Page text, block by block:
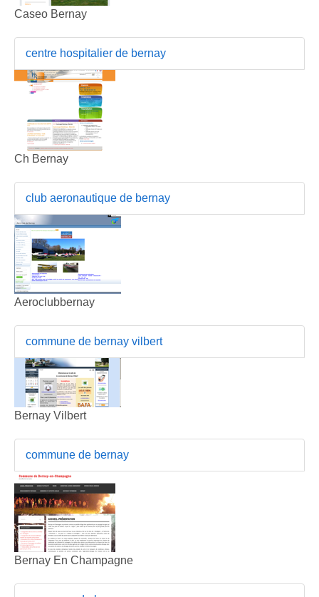
Caseo Bernay
centre hospitalier de bernay
Ch Bernay
club aeronautique de bernay
Aeroclubbernay
commune de bernay vilbert
Bernay Vilbert
commune de bernay
Bernay En Champagne